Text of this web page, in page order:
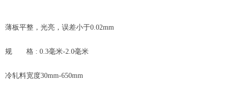
薄板平整，光亮，误差小于0.02mm
规 格 : 0.3毫米-2.0毫米
冷轧料宽度30mm-650mm